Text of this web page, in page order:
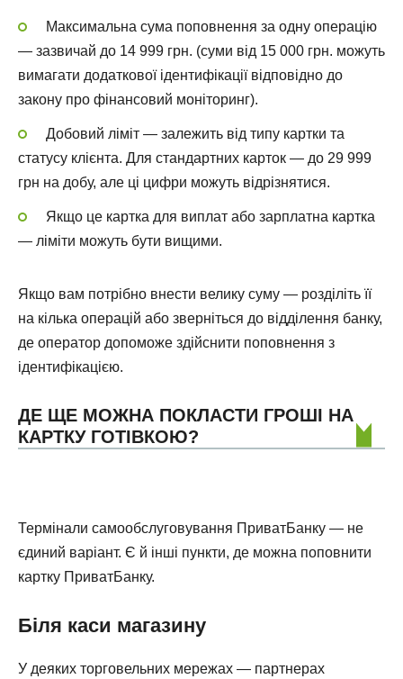
Максимальна сума поповнення за одну операцію
— зазвичай до 14 999 грн. (суми від 15 000 грн. можуть
вимагати додаткової ідентифікації відповідно до
закону про фінансовий моніторинг).
Добовий ліміт — залежить від типу картки та
статусу клієнта. Для стандартних карток — до 29 999
грн на добу, але ці цифри можуть відрізнятися.
Якщо це картка для виплат або зарплатна картка
— ліміти можуть бути вищими.
Якщо вам потрібно внести велику суму — розділіть її
на кілька операцій або зверніться до відділення банку,
де оператор допоможе здійснити поповнення з
ідентифікацією.
ДЕ ЩЕ МОЖНА ПОКЛАСТИ ГРОШІ НА
КАРТКУ ГОТІВКОЮ?
Термінали самообслуговування ПриватБанку — не
єдиний варіант. Є й інші пункти, де можна поповнити
картку ПриватБанку.
Біля каси магазину
У деяких торговельних мережах — партнерах